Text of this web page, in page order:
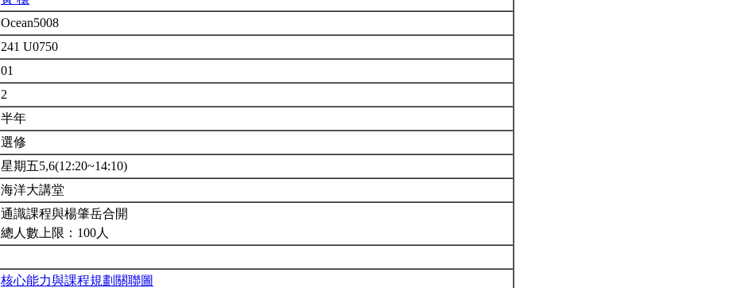
Ocean5008
241 U0750
01
2
半年
選修
星期五5,6(12:20~14:10)
海洋大講堂
通識課程與楊肇岳合開
總人數上限：100人
核心能力與課程規劃關聯圖